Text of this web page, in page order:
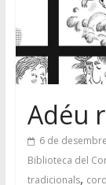
Adéu
6 de
Biblioteca del
tradicionals,